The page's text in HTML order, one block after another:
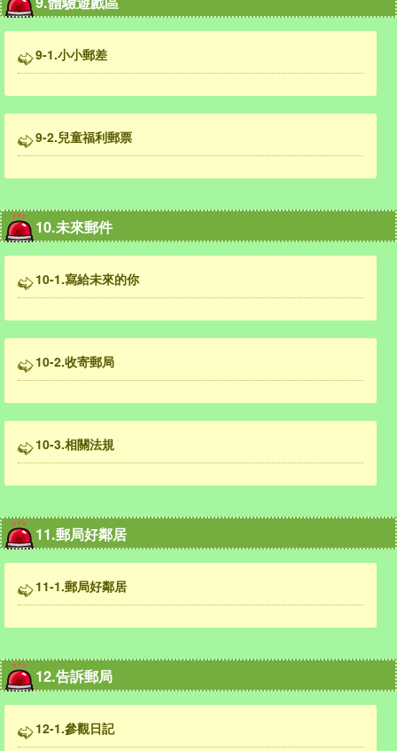
9-1.小小郵差
9-2.兒童福利郵票
10.未來郵件
10-1.寫給未來的你
10-2.收寄郵局
10-3.相關法規
11.郵局好鄰居
11-1.郵局好鄰居
12.告訴郵局
12-1.參觀日記